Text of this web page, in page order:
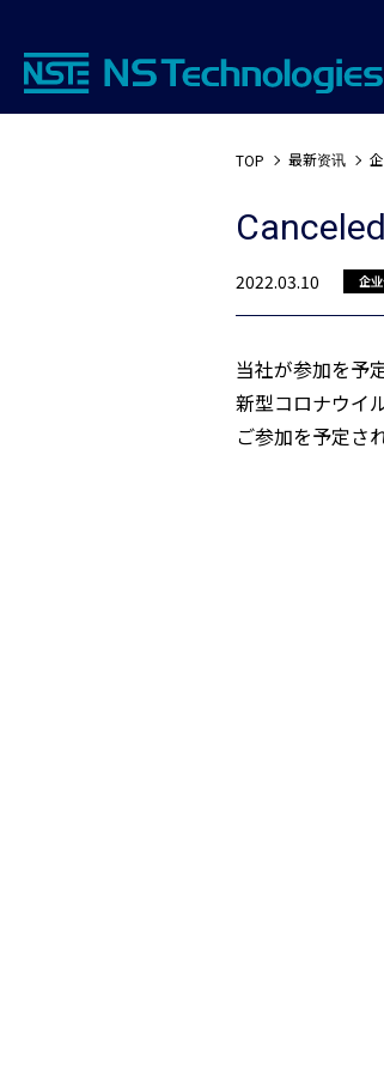
TOP 最新资讯
2022.03.10 企
当社が参加を予
新型コロナウイ
ご参加を予定さ